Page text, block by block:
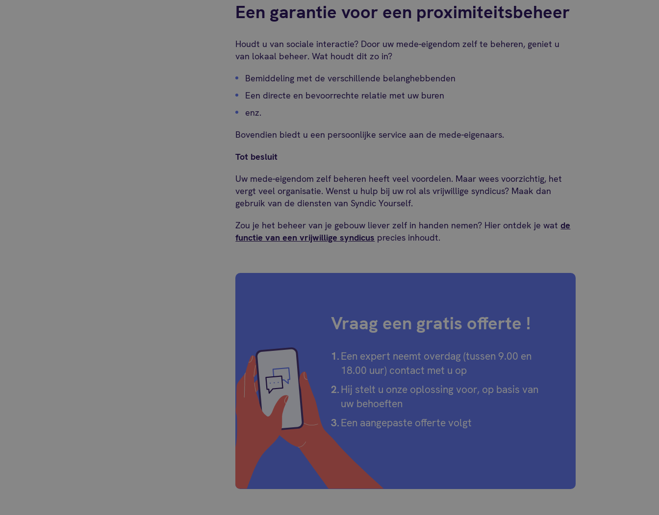
Een garantie voor een proximiteitsbeheer
Houdt u van sociale interactie? Door uw mede-eigendom zelf te beheren, geniet u
van lokaal beheer. Wat houdt dit zo in?
Bemiddeling met de verschillende belanghebbenden
Een directe en bevoorrechte relatie met uw buren
enz.
Bovendien biedt u een persoonlijke service aan de mede-eigenaars.
Tot besluit
Uw mede-eigendom zelf beheren heeft veel voordelen. Maar wees voorzichtig, het
vergt veel organisatie. Wenst u hulp bij uw rol als vrijwillige syndicus? Maak dan
gebruik van de diensten van Syndic Yourself.
Zou je het beheer van je gebouw liever zelf in handen nemen? Hier ontdek je watde
functie van een vrijwillige syndicus precies inhoudt.
Vraag een gratis offerte !
Een expert neemt overdag (tussen 9.00 en
18.00 uur) contact met u op
Hij stelt u onze oplossing voor, op basis van
uw behoeften
Een aangepaste offerte volgt